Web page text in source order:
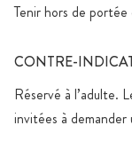
Tenir hors de
CONTRE-
Réservé à l’adulte.
invitées à